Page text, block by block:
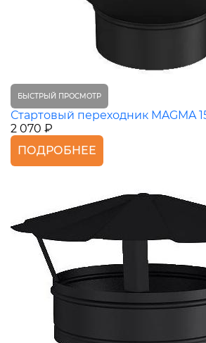
БЫСТРЫЙ ПРОСМОТР
Стартовый переходник MAGMA
2 070 ₽
ПОДРОБНЕЕ